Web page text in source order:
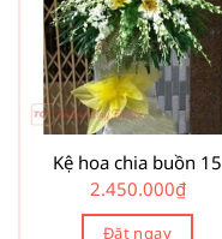
Kệ hoa chia buồn 15
2.450.000₫
Đặt ngay